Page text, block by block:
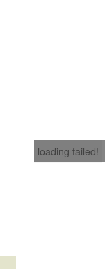
loading failed!